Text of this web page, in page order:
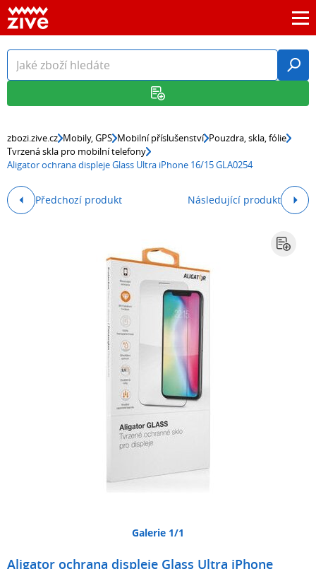
zbozi.zive.cz Mobily, GPS Mobilní příslušenství Pouzdra, skla, fólie
Tvrzená skla pro mobilní telefony
Aligator ochrana displeje Glass Ultra iPhone 16/15 GLA0254
Předchozí produkt Následující produkt
Galerie 1/1
Aligator ochrana displeje Glass Ultra iPhone